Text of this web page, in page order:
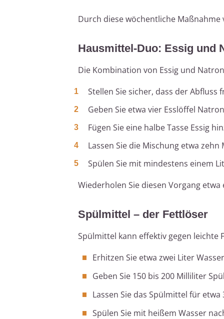
Durch diese wöchentliche
Hausmittel-Duo: Essig und
Die Kombination von Essig und
Stellen Sie sicher, dass der Abfluss
Geben Sie etwa vier Esslöffel
Fügen Sie eine halbe Tasse Essig
Lassen Sie die Mischung etwa
Spülen Sie mit mindestens einem
Wiederholen Sie diesen Vorgang
Spülmittel – der Fettlöser
Spülmittel kann effektiv gegen leichte
Erhitzen Sie etwa zwei Liter
Geben Sie 150 bis 200 Milliliter
Lassen Sie das Spülmittel für
Spülen Sie mit heißem Wasser